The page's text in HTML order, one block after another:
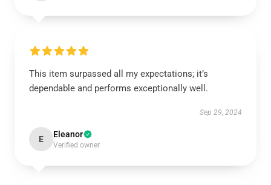
This item surpassed all my expectations; it’s
dependable and performs exceptionally well.
Sep 29, 2024
E Eleanor
Verified owner